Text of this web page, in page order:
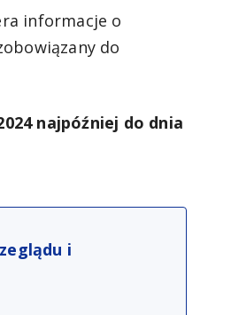
informacje o
do
najpóźniej do dnia
i